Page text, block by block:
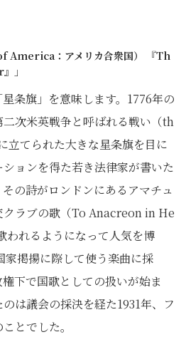
America：アメリカ合衆国） 『Th
」
条旗」を意味します。1776年の
次米英戦争と呼ばれる戦い（th
立てられた大きな星条旗を目に
ョンを得た若き法律家が書いた
の詩がロンドンにあるアマチュ
クラブの歌（To Anacreon in He
われるようになって人気を博
家掲揚に際して使う楽曲に採
下で国歌としての扱いが始ま
は議会の採決を経た1931年、フ
とでした。